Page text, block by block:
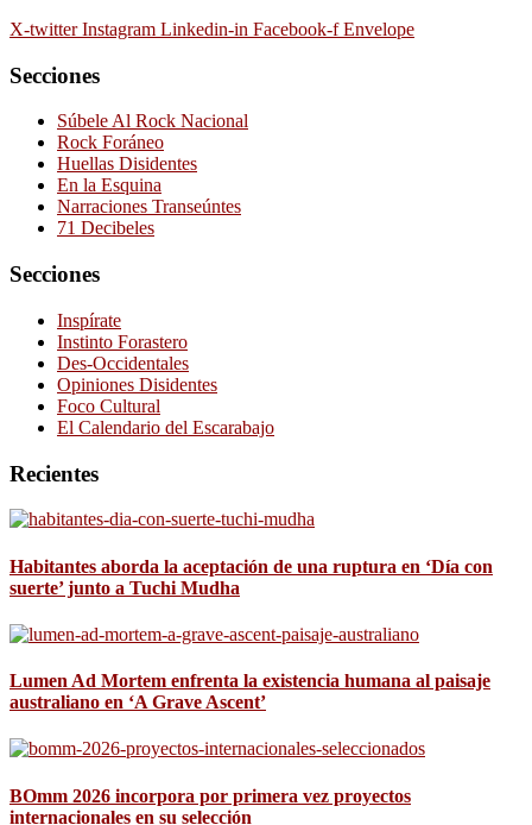
X-twitter Instagram Linkedin-in Facebook-f Envelope
Secciones
Súbele Al Rock Nacional
Rock Foráneo
Huellas Disidentes
En la Esquina
Narraciones Transeúntes
71 Decibeles
Secciones
Inspírate
Instinto Forastero
Des-Occidentales
Opiniones Disidentes
Foco Cultural
El Calendario del Escarabajo
Recientes
Habitantes aborda la aceptación de una ruptura en ‘Día con
suerte’ junto a Tuchi Mudha
Lumen Ad Mortem enfrenta la existencia humana al paisaje
australiano en ‘A Grave Ascent’
BOmm 2026 incorpora por primera vez proyectos
internacionales en su selección